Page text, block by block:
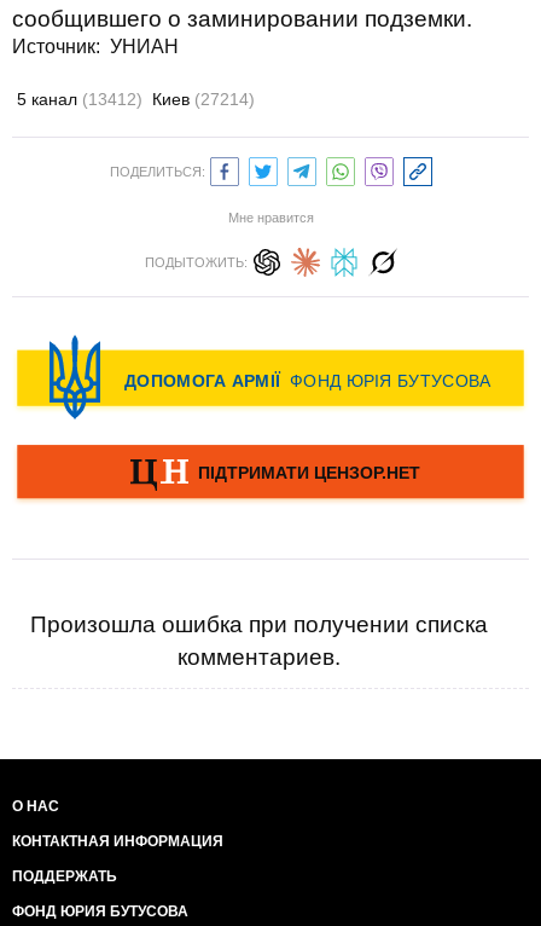
сообщившего о заминировании подземки.
Источник: УНИАН
5 канал (13412) Киев (27214)
ПОДЕЛИТЬСЯ:
Мне нравится
ПОДЫТОЖИТЬ:
Произошла ошибка при получении списка
комментариев.
О НАС
КОНТАКТНАЯ ИНФОРМАЦИЯ
ПОДДЕРЖАТЬ
ФОНД ЮРИЯ БУТУСОВА